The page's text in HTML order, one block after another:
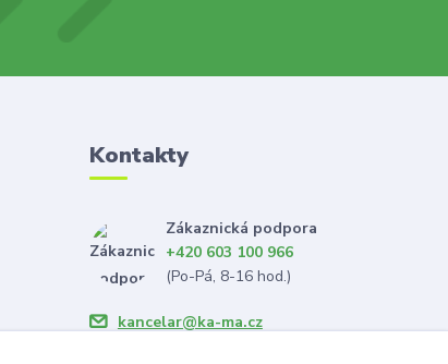
Kontakty
Zákaznická podpora
+420 603 100 966
(Po-Pá, 8-16 hod.)
kancelar@ka-ma.cz